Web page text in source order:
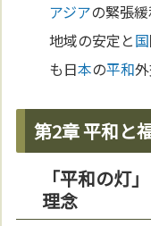
アジアの緊張
地域の安定と国
も日本の平和
第2章 平和と
「平和の灯
理念